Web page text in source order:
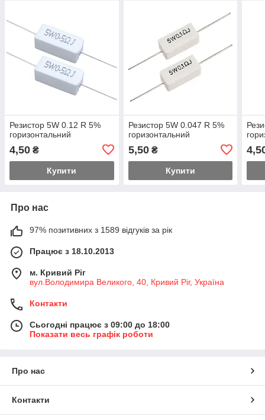
Резистор 5W 0.12 R 5%
горизонтальний
4,50 ₴
Купити
Резистор 5W 0.047 R 5%
горизонтальний
5,50₴
Купити
Про нас
97% позитивних з 1589 відгуків за рік
Працює з 18.10.2013
м. Кривий Ріг
вул.Володимира Великого, 40, Кривий Ріг, Україна
Контакти
Сьогодні працює з 09:00 до 18:00
Показати весь графік роботи
Про нас
Контакти